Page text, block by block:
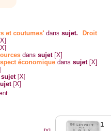
et coutumes' danssujet.
Droit
danssujet [X]
économique danssujet [X]
sujet [X]
[X]
1